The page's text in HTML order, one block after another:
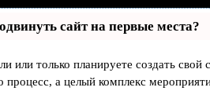
сайт на первые места?
или только планируете создать свой
процесс, а целый комплекс